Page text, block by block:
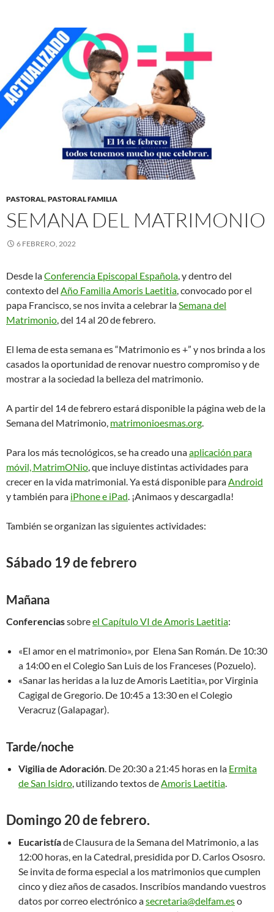
PASTORAL,PASTORAL FAMILIA
SEMANA DEL MATRIMONIO
6 FEBRERO, 2022
Desde laConferencia Episcopal Española, y dentro del
contexto del Año Familia Amoris Laetitia, convocado por el
papa Francisco, se nos invita a celebrar laSemana del
Matrimonio, del 14 al 20 de febrero.
El lema de esta semana es “Matrimonio es +” y nos brinda a los
casados la oportunidad de renovar nuestro compromiso y de
mostrar a la sociedad la belleza del matrimonio.
A partir del 14 de febrero estará disponible la página web de la
Semana del Matrimonio, matrimonioesmas.org.
Para los más tecnológicos, se ha creado unaaplicación para
móvil, MatrimONio, que incluye distintas actividades para
crecer en la vida matrimonial. Ya está disponible paraAndroid
y también para iPhone e iPad. ¡Animaos y descargadla!
También se organizan las siguientes actividades:
Sábado 19 de febrero
Mañana
Conferenciassobreel Capítulo VI de Amoris Laetitia:
«El amor en el matrimonio», por Elena San Román. De 10:30
a 14:00 en el Colegio San Luis de los Franceses (Pozuelo).
«Sanar las heridas a la luz de Amoris Laetitia», por Virginia
Cagigal de Gregorio. De 10:45 a 13:30 en el Colegio
Veracruz (Galapagar).
Tarde/noche
Vigilia de Adoración. De 20:30 a 21:45 horas en la Ermita
de San Isidro, utilizando textos deAmoris Laetitia.
Domingo 20 de febrero.
Eucaristíade Clausura de la Semana del Matrimonio, a las
12:00 horas, en la Catedral, presidida por D. Carlos Ososro.
Se invita de forma especial a los matrimonios que cumplen
cinco y diez años de casados. Inscribíos mandando vuestros
datos por correo electrónico asecretaria@delfam.eso